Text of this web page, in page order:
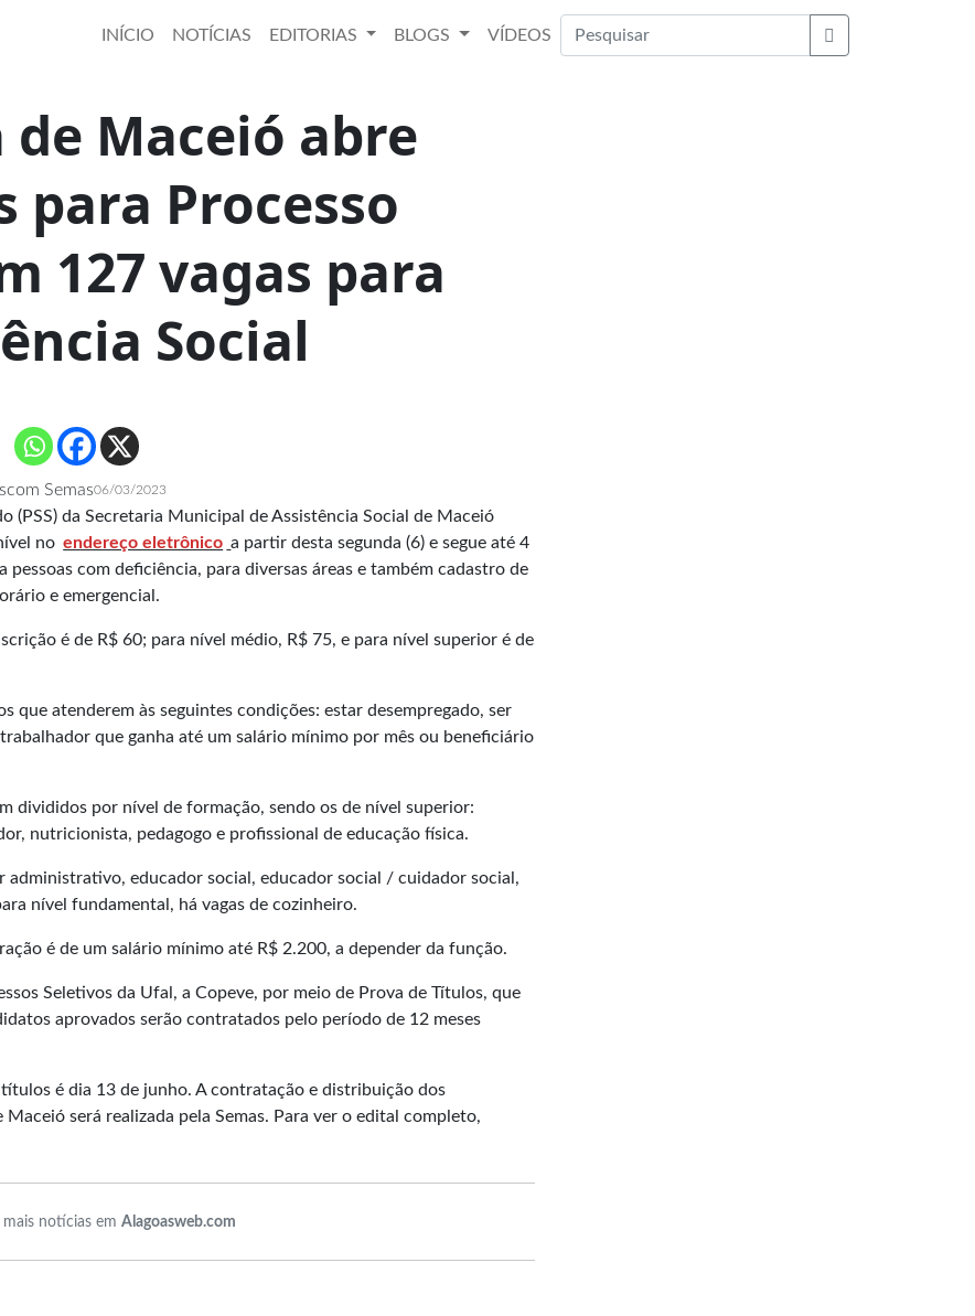
INÍCIO NOTÍCIAS EDITORIAS BLOGS
VÍDEOS
Buscar
Maceió abre
para Processo
127 vagas para
Social
Semas06/03/2023
(PSS) da Secretaria Municipal de Assistência Social de Maceió
no endereço eletrônico a partir desta segunda (6) e segue até 4
com deficiência, para diversas áreas e também cadastro de
e emergencial.
é de R$ 60; para nível médio, R$ 75, e para nível superior é de
que atenderem às seguintes condições: estar desempregado, ser
que ganha até um salário mínimo por mês ou beneficiário
divididos por nível de formação, sendo os de nível superior:
nutricionista, pedagogo e profissional de educação física.
administrativo, educador social, educador social / cuidador social,
nível fundamental, há vagas de cozinheiro.
é de um salário mínimo até R$ 2.200, a depender da função.
Seletivos da Ufal, a Copeve, por meio de Prova de Títulos, que
aprovados serão contratados pelo período de 12 meses
é dia 13 de junho. A contratação e distribuição dos
será realizada pela Semas. Para ver o edital completo,
notícias em Alagoasweb.com